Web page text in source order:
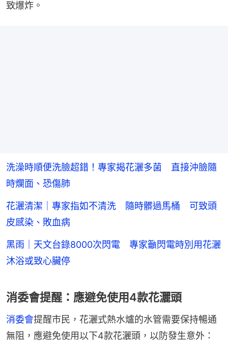
致爆炸。
洗澡時順便洗臉超錯！專家揭花灑多菌 直接沖臉隨
時爛面、恐傷肺
花灑清潔｜專家指如不清洗 隨時髒過馬桶 可致頭
皮感染、敗血病
黑雨｜天文台錄8000次閃電 專家籲閃電時別用花灑
沐浴或致心臟停
消委會提醒：應避免使用4款花灑頭
消委會提醒市民，花灑式熱水爐的水管需要保持暢通
無阻，應避免使用以下4款花灑頭，以防發生意外：